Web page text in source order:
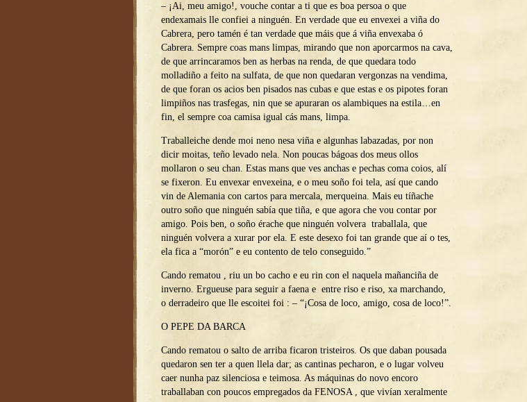
– ¡Ai, meu amigo!, vouche contar a ti que es boa persoa o que
endexamais lle confiei a ninguén. En verdade que eu envexei a viña do
Cabrera, pero tamén é tan verdade que máis que á viña envexaba ó
Cabrera. Sempre coas mans limpas, mirando que non aporcarmos na cava,
de que arrincaramos ben as herbas na renda, de que quedara todo
molladiño a feito na sulfata, de que non quedaran vergonzas na vendima,
de que foran os acios ben pisados nas cubas e que estas e os pipotes foran
limpiños nas trasfegas, nin que se apuraran os alambiques na estila…en
fin, el sempre coa camisa igual cás mans, limpa.
Traballeiche dende moi neno nesa viña e algunhas labazadas, por non
dicir moitas, teño levado nela. Non poucas bágoas dos meus ollos
mollaron o seu chan. Estas mans que ves anchas e pechas coma coios, alí
se fixeron. Eu envexar envexeina, e o meu soño foi tela, así que cando
vin de Alemania con cartos para mercala, merqueina. Mais eu tíñache
outro soño que ninguén sabía que tiña, e que agora che vou contar por
amigo. Pois ben, o soño érache que ninguén volvera traballala, que
ninguén volvera a xurar por ela. E este desexo foi tan grande que aí o tes,
ela fica a “morón” e eu contento de telo conseguido.”
Cando rematou , riu un bo cacho e eu rin con el naquela mañanciña de
inverno. Ergueuse para seguir a faena e entre riso e riso, xa marchando,
o derradeiro que lle escoitei foi : – “¡Cosa de loco, amigo, cosa de loco!”.
O PEPE DA BARCA
Cando rematou o salto de arriba ficaron tristeiros. Os que daban pousada
quedaron sen ter a quen llela dar; as cantinas pecharon, e o lugar volveu
caer nunha paz silenciosa e teimosa. As máquinas do novo encoro
traballaban con poucos empregados da FENOSA , que vivían xeralmente